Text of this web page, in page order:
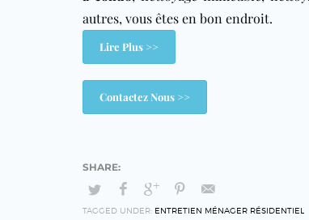
autres, vous êtes en bon endroit.
Lire Plus >>
Contactez Nous >>
TAGGED UNDER: ENTRETIEN MÉNAGER RÉSIDENTIEL